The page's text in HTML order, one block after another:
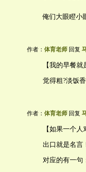
俺们大眼瞪小
作者： 体育老师 回复
【我的早餐
觉得粗?淡饭
作者： 体育老师 回复
【如果一个
出口就是名言
对应的有一句